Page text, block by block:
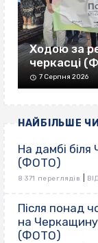
Ходою за
черкасці
7 Серпня 2026
НАЙБІЛЬШЕ
На дамбі
(ФОТО)
8 371 переглядів
Після понад
на Черкащину
(ФОТО)